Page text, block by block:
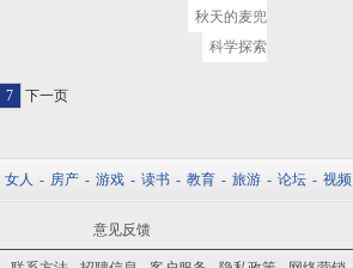
秋天的麦兜
科学探索
7 下一页
女人 - 房产 - 游戏 - 读书 - 教育 - 旅游 - 论坛 - 视频
意见反馈